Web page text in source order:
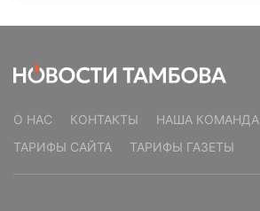
О НАС КОНТАКТЫ НАША КОМАНДА
ТАРИФЫ САЙТА
ТАРИФЫ ГАЗЕТЫ